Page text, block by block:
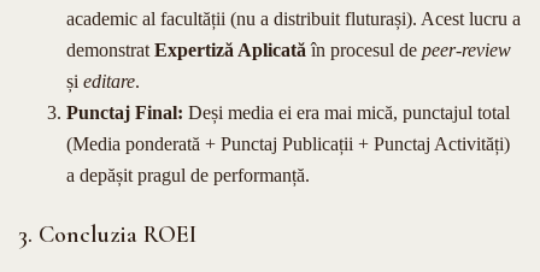
academic al facultății (nu a distribuit fluturași). Acest lucru a
demonstrat Expertiză Aplicată în procesul de peer-review
și editare.
Punctaj Final: Deși media ei era mai mică, punctajul total
(Media ponderată + Punctaj Publicații + Punctaj Activități)
a depășit pragul de performanță.
3. Concluzia ROEI